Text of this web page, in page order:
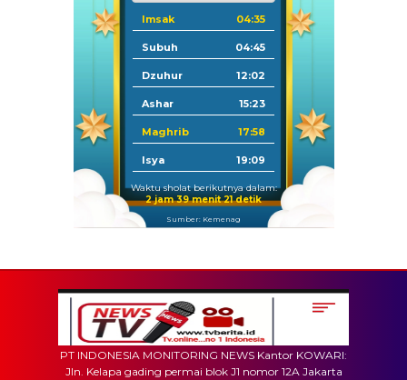
Imsak 04:35
Subuh 04:45
Dzuhur 12:02
Ashar 15:23
Maghrib 17:58
Isya 19:09
Waktu sholat berikutnya dalam:
2 jam 39 menit 20 detik
Sumber: Kemenag
PT INDONESIA MONITORING NEWS Kantor KOWARI:
Jln. Kelapa gading permai blok J1 nomor 12A Jakarta